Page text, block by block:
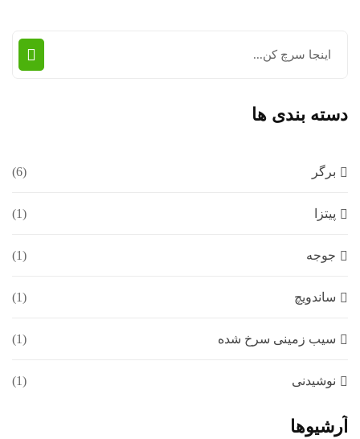
دسته بندی ها
برگر (6)
پیتزا (1)
جوجه (1)
ساندویچ (1)
سیب زمینی سرخ شده (1)
نوشیدنی (1)
آرشیوها